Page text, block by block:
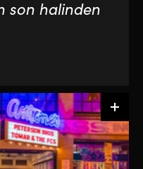
son halinden